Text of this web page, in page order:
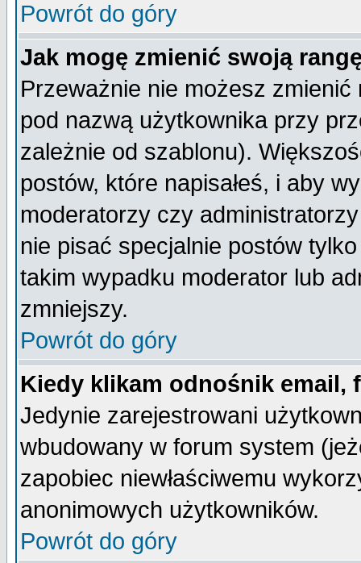
Powrót do góry
Jak mogę zmienić swoją
Przeważnie nie możesz
pod nazwą użytkownika przy
zależnie od szablonu).
postów, które napisałeś, i aby
moderatorzy czy
nie pisać specjalnie postów
takim wypadku moderator lub
zmniejszy.
Powrót do góry
Kiedy klikam odnośnik email,
Jedynie zarejestrowani
wbudowany w forum system
zapobiec niewłaściwemu
anonimowych użytkowników.
Powrót do góry